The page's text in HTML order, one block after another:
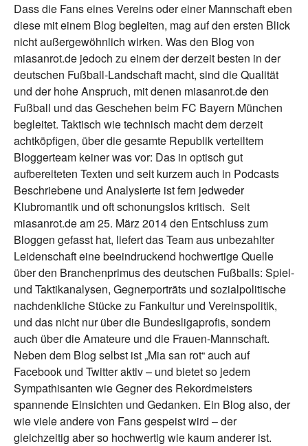
Dass die Fans eines Vereins oder einer Mannschaft eben
diese mit einem Blog begleiten, mag auf den ersten Blick
nicht außergewöhnlich wirken. Was den Blog von
miasanrot.de jedoch zu einem der derzeit besten in der
deutschen Fußball-Landschaft macht, sind die Qualität
und der hohe Anspruch, mit denen miasanrot.de den
Fußball und das Geschehen beim FC Bayern München
begleitet. Taktisch wie technisch macht dem derzeit
achtköpfigen, über die gesamte Republik verteiltem
Bloggerteam keiner was vor: Das in optisch gut
aufbereiteten Texten und seit kurzem auch in Podcasts
Beschriebene und Analysierte ist fern jedweder
Klubromantik und oft schonungslos kritisch. Seit
miasanrot.de am 25. März 2014 den Entschluss zum
Bloggen gefasst hat, liefert das Team aus unbezahlter
Leidenschaft eine beeindruckend hochwertige Quelle
über den Branchenprimus des deutschen Fußballs: Spiel-
und Taktikanalysen, Gegnerporträts und sozialpolitische
nachdenkliche Stücke zu Fankultur und Vereinspolitik,
und das nicht nur über die Bundesligaprofis, sondern
auch über die Amateure und die Frauen-Mannschaft.
Neben dem Blog selbst ist „Mia san rot“ auch auf
Facebook und Twitter aktiv – und bietet so jedem
Sympathisanten wie Gegner des Rekordmeisters
spannende Einsichten und Gedanken. Ein Blog also, der
wie viele andere von Fans gespeist wird – der
gleichzeitig aber so hochwertig wie kaum anderer ist.